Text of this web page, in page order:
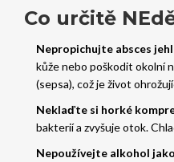
Co určitě
Nepropichujte absces
kůže nebo poškodit okolní
(sepsa), což je život
Neklaďte si horké
bakterií a zvyšuje otok.
Nepoužívejte alkohol